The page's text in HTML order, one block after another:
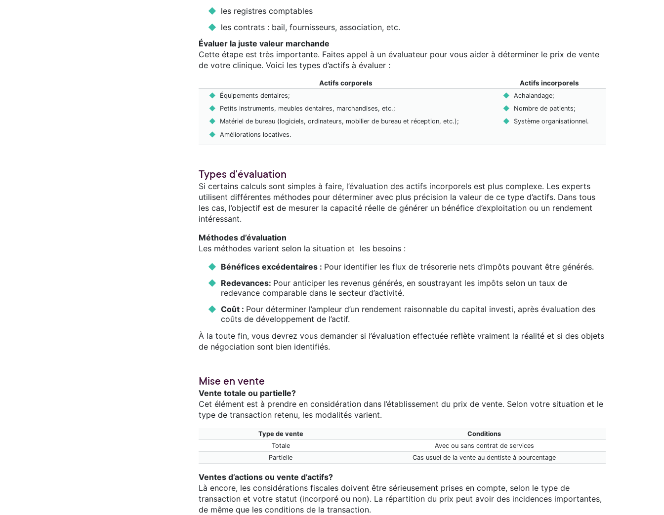
les registres comptables
les contrats : bail, fournisseurs, association, etc.
Évaluer la juste valeur marchande
Cette étape est très importante. Faites appel à un évaluateur pour vous aider à déterminer le prix de vente
de votre clinique. Voici les types d’actifs à évaluer :
Actifs corporels Actifs incorporels
Équipements dentaires;
Petits instruments, meubles dentaires, marchandises, etc.;
Matériel de bureau (logiciels, ordinateurs, mobilier de bureau et réception, etc.);
Améliorations locatives.
Achalandage;
Nombre de patients;
Système organisationnel.
Types d'évaluation
Si certains calculs sont simples à faire, l’évaluation des actifs incorporels est plus complexe. Les experts
utilisent différentes méthodes pour déterminer avec plus précision la valeur de ce type d’actifs. Dans tous
les cas, l’objectif est de mesurer la capacité réelle de générer un bénéfice d’exploitation ou un rendement
intéressant.
Méthodes d’évaluation
Les méthodes varient selon la situation et les besoins :
Bénéfices excédentaires : Pour identifier les flux de trésorerie nets d’impôts pouvant être générés.
Redevances: Pour anticiper les revenus générés, en soustrayant les impôts selon un taux de
redevance comparable dans le secteur d’activité.
Coût : Pour déterminer l’ampleur d’un rendement raisonnable du capital investi, après évaluation des
coûts de développement de l’actif.
À la toute fin, vous devrez vous demander si l’évaluation effectuée reflète vraiment la réalité et si des objets
de négociation sont bien identifiés.
Mise en vente
Vente totale ou partielle?
Cet élément est à prendre en considération dans l’établissement du prix de vente. Selon votre situation et le
type de transaction retenu, les modalités varient.
Type de vente
Conditions
Totale
Avec ou sans contrat de services
Partielle
Cas usuel de la vente au dentiste à pourcentage
Ventes d’actions ou vente d’actifs?
Là encore, les considérations fiscales doivent être sérieusement prises en compte, selon le type de
transaction et votre statut (incorporé ou non). La répartition du prix peut avoir des incidences importantes,
de même que les conditions de la transaction.